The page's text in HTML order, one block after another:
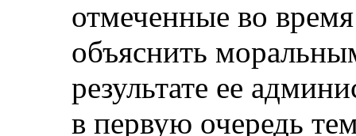
отмеченные во
объяснить
результате ее
в первую очередь